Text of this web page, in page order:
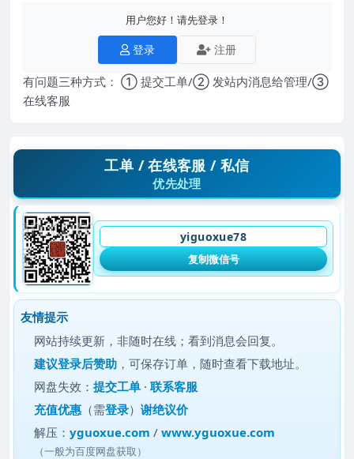
用户您好！请先登录！
登录 注册
有问题三种方式： ① 提交工单/② 发站内消息给管理/③
在线客服
工单 / 在线客服 / 私信
优先处理
yiguoxue78
复制微信号
友情提示
网站持续更新，非随时在线；看到消息会回复。
建议登录后赞助 ，可保存订单，随时查看下载地址。
网盘失效：提交工单 ·联系客服
充值优惠 （需登录）谢绝议价
解压：yguoxue.com /www.yguoxue.com
（一般为百度网盘获取）